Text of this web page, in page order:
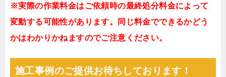
※実際の作業料金はご依頼時の最終処分料金によって
変動する可能性があります。同じ料金でできるかどう
かはわかりかねますのでご注意ください。
施工事例のご提供お待ちしております！